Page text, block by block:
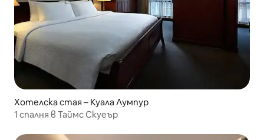
Хотелска стая – Куала Лумпур
1 спалня в Таймс Скуеър